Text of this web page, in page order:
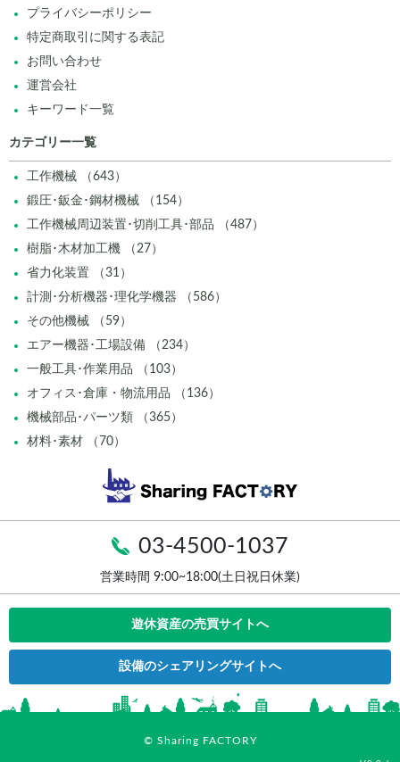
03-4500-1037
営業時間 9:00~18:00(土日祝日休業)
遊休資産の売買サイトへ
設備のシェアリングサイトへ
プライバシーポリシー
特定商取引に関する表記
お問い合わせ
運営会社
キーワード一覧
カテゴリー一覧
工作機械 （643）
鍛圧･鈑金･鋼材機械 （154）
工作機械周辺装置･切削工具･部品 （487）
樹脂･木材加工機 （27）
省力化装置 （31）
計測･分析機器･理化学機器 （586）
その他機械 （59）
エアー機器･工場設備 （234）
一般工具･作業用品 （103）
オフィス･倉庫・物流用品 （136）
機械部品･パーツ類 （365）
材料･素材 （70）
© Sharing FACTORY